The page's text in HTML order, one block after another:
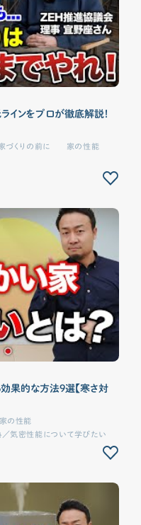
インをプロが徹底解説！
づくりの前に
家の性能
果的な方法9選【寒さ対
家の性能
／気密性能について学びたい